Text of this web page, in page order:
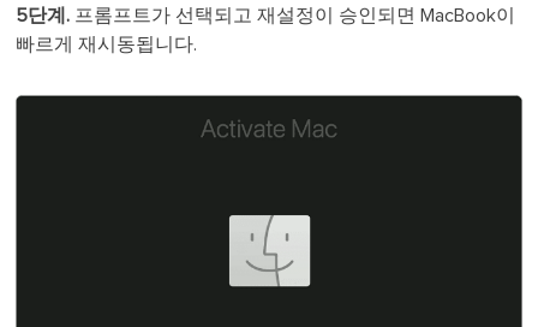
5단계. 프롬프트가 선택되고 재설정이 승인되면 MacBook이
빠르게 재시동됩니다.